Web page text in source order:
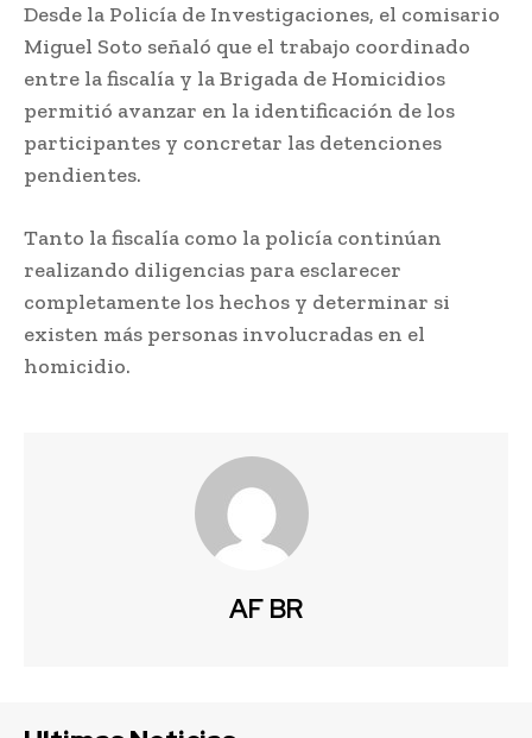
Desde la Policía de Investigaciones, el comisario
Miguel Soto señaló que el trabajo coordinado
entre la fiscalía y la Brigada de Homicidios
permitió avanzar en la identificación de los
participantes y concretar las detenciones
pendientes.
Tanto la fiscalía como la policía continúan
realizando diligencias para esclarecer
completamente los hechos y determinar si
existen más personas involucradas en el
homicidio.
AF BR